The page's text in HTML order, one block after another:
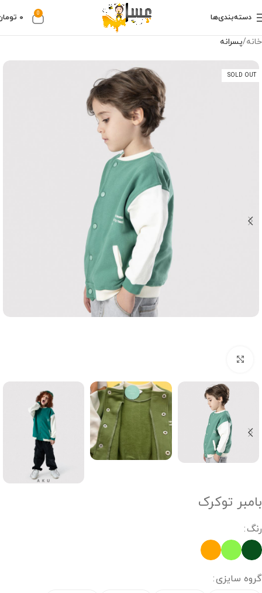
دسته‌بندی‌ها 0 ۰
خانه پسرانه
SOLD OUT
بامبر توکرک
رنگ
گروه سایزی